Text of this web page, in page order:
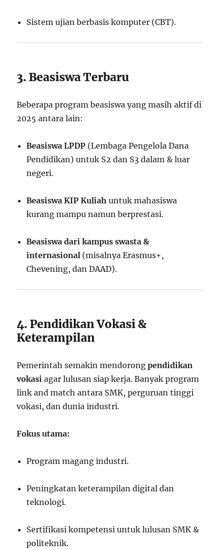
Sistem ujian berbasis komputer (CBT).
3. Beasiswa Terbaru
Beberapa program beasiswa yang masih aktif di
2025 antara lain:
Beasiswa LPDP (Lembaga Pengelola Dana
Pendidikan) untuk S2 dan S3 dalam & luar
negeri.
Beasiswa KIP Kuliah untuk mahasiswa
kurang mampu namun berprestasi.
Beasiswa dari kampus swasta &
internasional (misalnya Erasmus+,
Chevening, dan DAAD).
4. Pendidikan Vokasi &
Keterampilan
Pemerintah semakin mendorongpendidikan
vokasi agar lulusan siap kerja. Banyak program
link and match antara SMK, perguruan tinggi
vokasi, dan dunia industri.
Fokus utama:
Program magang industri.
Peningkatan keterampilan digital dan
teknologi.
Sertifikasi kompetensi untuk lulusan SMK &
politeknik.